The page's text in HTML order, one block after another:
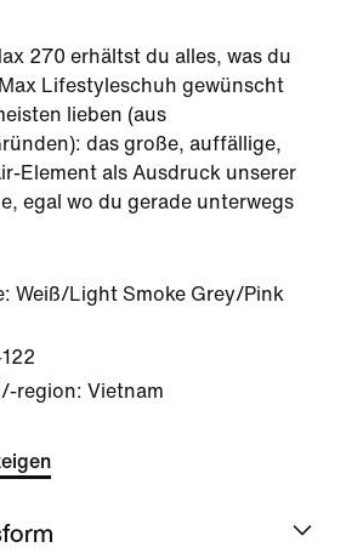
270 erhältst du alles, was du
Lifestyleschuh gewünscht
lieben (aus
das große, auffällige,
Element als Ausdruck unserer
egal wo du gerade unterwegs
Weiß/Light Smoke Grey/Pink
region: Vietnam